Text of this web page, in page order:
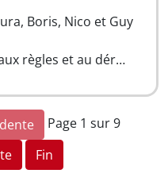
Boris, Nico et Guy
règles et au dér…
Page 1 sur 9
Fin